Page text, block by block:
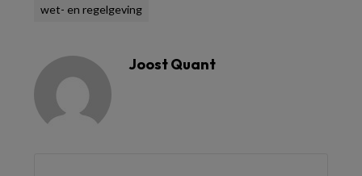
wet- en regelgeving
Joost Quant